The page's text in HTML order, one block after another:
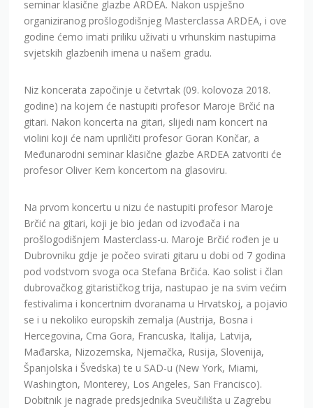
seminar klasične glazbe ARDEA. Nakon uspješno
organiziranog prošlogodišnjeg Masterclassa ARDEA, i ove
godine ćemo imati priliku uživati u vrhunskim nastupima
svjetskih glazbenih imena u našem gradu.
Niz koncerata započinje u četvrtak (09. kolovoza 2018.
godine) na kojem će nastupiti profesor Maroje Brčić na
gitari. Nakon koncerta na gitari, slijedi nam koncert na
violini koji će nam upriličiti profesor Goran Končar, a
Međunarodni seminar klasične glazbe ARDEA zatvoriti će
profesor Oliver Kern koncertom na glasoviru.
Na prvom koncertu u nizu će nastupiti profesor Maroje
Brčić na gitari, koji je bio jedan od izvođača i na
prošlogodišnjem Masterclass-u. Maroje Brčić rođen je u
Dubrovniku gdje je počeo svirati gitaru u dobi od 7 godina
pod vodstvom svoga oca Stefana Brčića. Kao solist i član
dubrovačkog gitarističkog trija, nastupao je na svim većim
festivalima i koncertnim dvoranama u Hrvatskoj, a pojavio
se i u nekoliko europskih zemalja (Austrija, Bosna i
Hercegovina, Crna Gora, Francuska, Italija, Latvija,
Mađarska, Nizozemska, Njemačka, Rusija, Slovenija,
Španjolska i Švedska) te u SAD-u (New York, Miami,
Washington, Monterey, Los Angeles, San Francisco).
Dobitnik je nagrade predsjednika Sveučilišta u Zagrebu